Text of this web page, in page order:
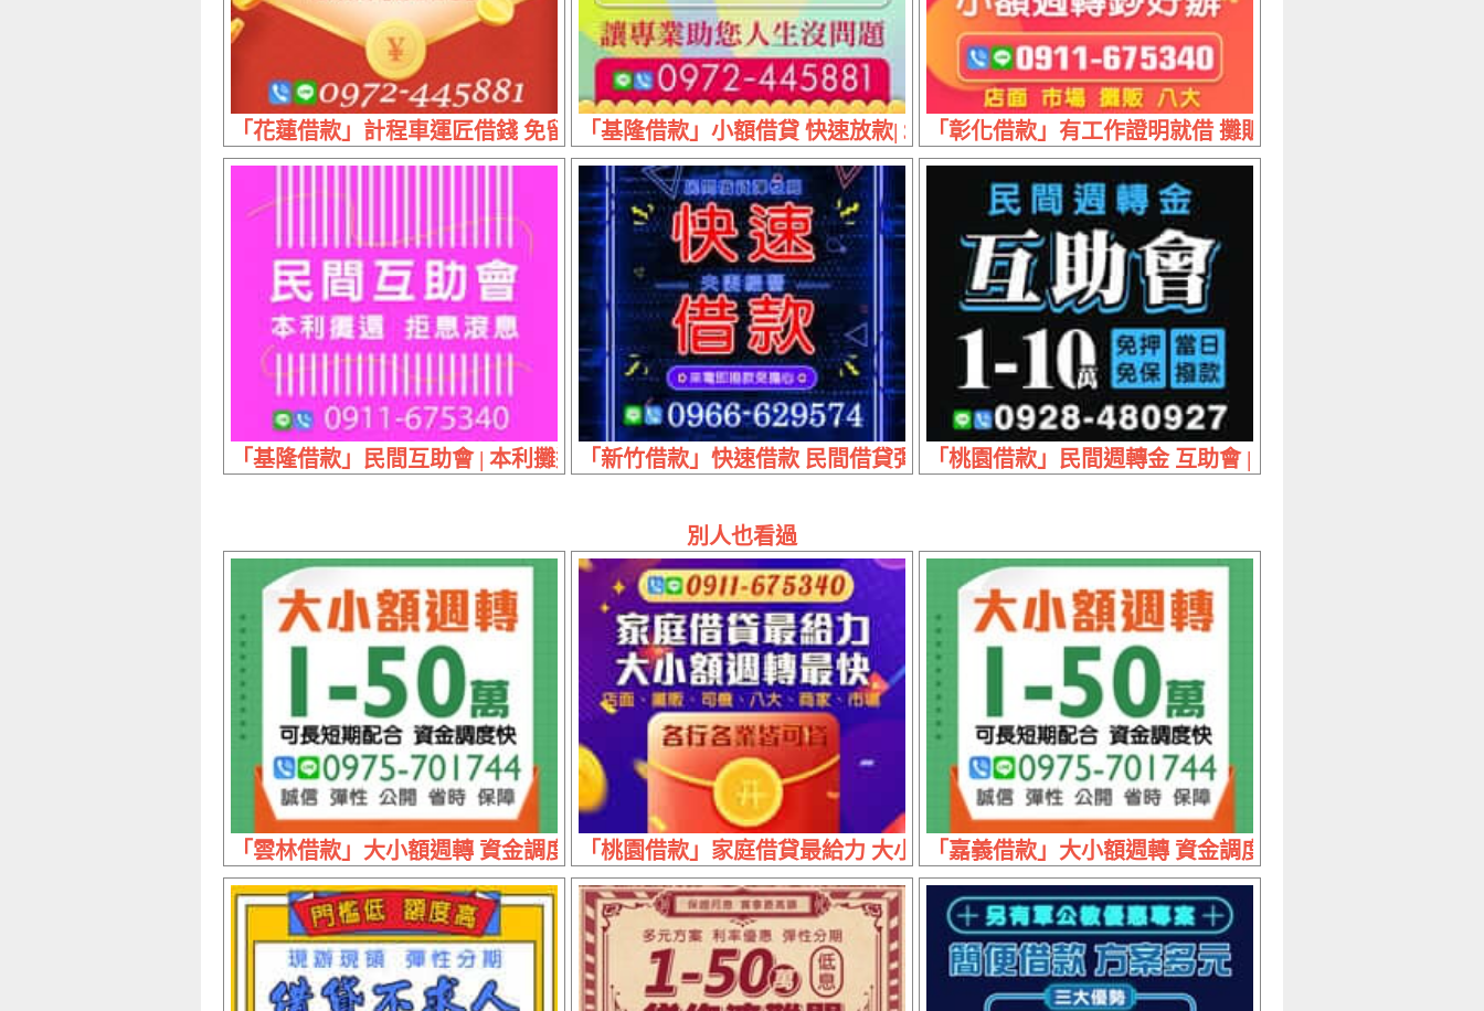
「花蓮借款」計程車運匠借錢 免留車優惠專案 | 利息最低廉 分期最彈性
「基隆借款」小額借貸 快速放款| 30分鐘放款 實拿免扣日付最低「彰化借款」有工作證明就借 攤販借款 | 2-60萬 小額週
「基隆借款」民間互助會 | 本利攤還 拒息滾息「新竹借款」快速借款 民間借貸彈性高 | 夫妻經營 來電即撥款免擔心
「桃園借款」民間週轉金 互助會 | 1~10萬 免押免保當日
別人也看過
「雲林借款」大小額週轉 資金調度快 | 1~50萬 可長短期配合「桃園借款」家庭借貸最給力 大小額週轉最快 | 各行各業皆可貸 店面攤販司機八大商家市場
「嘉義借款」大小額週轉 資金調度快 | 1~50萬 可長短期